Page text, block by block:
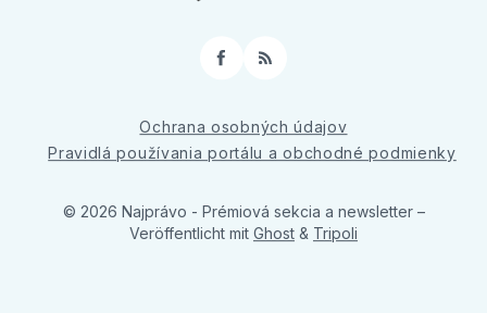
Facebook
RSS
Ochrana osobných údajov
Pravidlá používania portálu a obchodné podmienky
© 2026 Najprávo - Prémiová sekcia a newsletter –
Veröffentlicht mit Ghost & Tripoli